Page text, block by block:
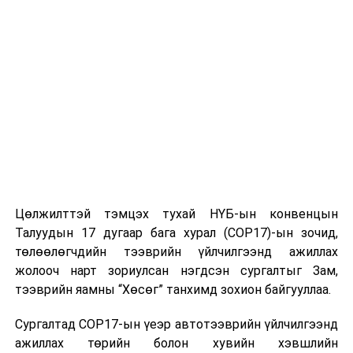
тус улсын Омбудсманы ерөнхий дарга албан
тушаалдаа томилогдоод зургаахан хоногийн дараа
хээл хахуулийн хэрэгт холбогдон баривчлагдсан юм.
УНШСАН: 675
ДАРААХ МЭДЭЭ
Ерөнхий сайд Н.Учрал Бизнесийн эрх чөлөөний тухай
Цөлжилттэй тэмцэх тухай НҮБ-ын конвенцын
Талуудын 17 дугаар бага хурал (COP17)-ын зочид,
төлөөлөгчдийн тээврийн үйлчилгээнд ажиллах
жолооч нарт зориулсан нэгдсэн сургалтыг Зам,
тээврийн яамны “Хөсөг” танхимд зохион байгууллаа.
Сургалтад COP17-ын үеэр автотээврийн үйлчилгээнд
ажиллах төрийн болон хувийн хэвшлийн